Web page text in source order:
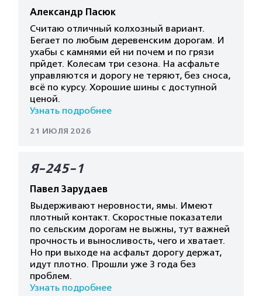
Александр Пасюк
Считаю отличный колхозный вариант.
Бегает по любым деревенским дорогам. И
ухабы с камнями ей ни почем и по грязи
прйдет. Колесам три сезона. На асфальте
управляются и дорогу не теряют, без сноса,
всё по курсу. Хорошие шины с доступной
ценой.
Узнать подробнее
21 ИЮЛЯ 2026
Я-245-1
Павел Зарудаев
Выдерживают неровности, ямы. Имеют
плотный контакт. Скоростные показатели
по сельским дорогам не выжны, тут важней
прочность и выносливость, чего и хватает.
Но при выходе на асфальт дорогу держат,
идут плотно. Прошли уже 3 года без
проблем.
Узнать подробнее